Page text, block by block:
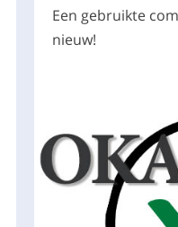
Een gebruikte
nieuw!